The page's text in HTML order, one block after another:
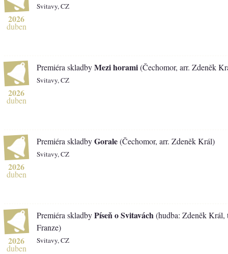
2026
duben
Svitavy, CZ
2026
duben
Premiéra skladbyMezi horami(Čechomor, arr. Zdeněk
Svitavy, CZ
2026
duben
Premiéra skladbyGorale(Čechomor, arr. Zdeněk Král)
Svitavy, CZ
2026
duben
Premiéra skladbyPíseň o Svitavách (hudba: Zdeněk Král,
Franze)
Svitavy, CZ